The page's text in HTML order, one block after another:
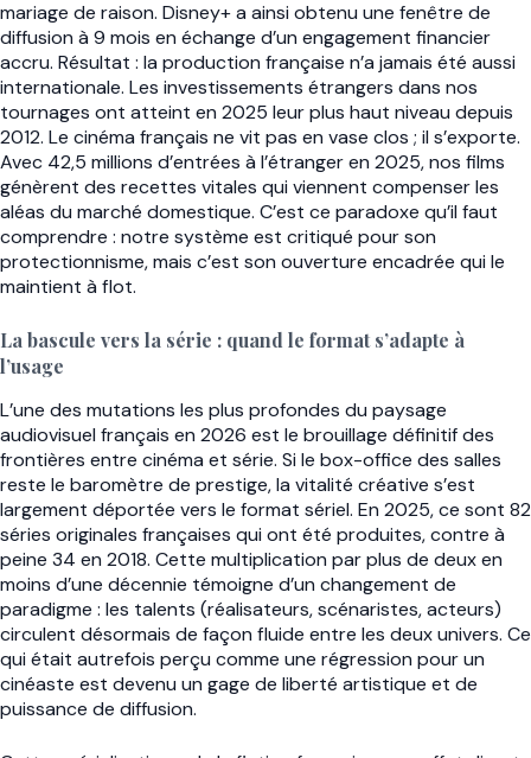
mariage de raison. Disney+ a ainsi obtenu une fenêtre de
diffusion à 9 mois en échange d’un engagement financier
accru. Résultat : la production française n’a jamais été aussi
internationale. Les investissements étrangers dans nos
tournages ont atteint en 2025 leur plus haut niveau depuis
2012. Le cinéma français ne vit pas en vase clos ; il s’exporte.
Avec 42,5 millions d’entrées à l’étranger en 2025, nos films
génèrent des recettes vitales qui viennent compenser les
aléas du marché domestique. C’est ce paradoxe qu’il faut
comprendre : notre système est critiqué pour son
protectionnisme, mais c’est son ouverture encadrée qui le
maintient à flot.
La bascule vers la série : quand le format s’adapte à
l’usage
L’une des mutations les plus profondes du paysage
audiovisuel français en 2026 est le brouillage définitif des
frontières entre cinéma et série. Si le box-office des salles
reste le baromètre de prestige, la vitalité créative s’est
largement déportée vers le format sériel. En 2025, ce sont 82
séries originales françaises qui ont été produites, contre à
peine 34 en 2018. Cette multiplication par plus de deux en
moins d’une décennie témoigne d’un changement de
paradigme : les talents (réalisateurs, scénaristes, acteurs)
circulent désormais de façon fluide entre les deux univers. Ce
qui était autrefois perçu comme une régression pour un
cinéaste est devenu un gage de liberté artistique et de
puissance de diffusion.